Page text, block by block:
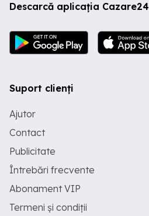
Descarcă aplicația Cazare24
Suport clienți
Ajutor
Contact
Publicitate
Întrebări frecvente
Abonament VIP
Termeni și condiții